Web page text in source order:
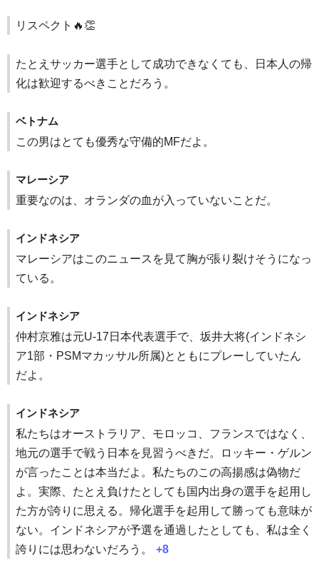
リスペクト🔥👏
たとえサッカー選手として成功できなくても、日本人の帰
化は歓迎するべきことだろう。
ベトナム
この男はとても優秀な守備的MFだよ。
マレーシア
重要なのは、オランダの血が入っていないことだ。
インドネシア
マレーシアはこのニュースを見て胸が張り裂けそうになっ
ている。
インドネシア
仲村京雅は元U-17日本代表選手で、坂井大将(インドネシ
ア1部・PSMマカッサル所属)とともにプレーしていたん
だよ。
インドネシア
私たちはオーストラリア、モロッコ、フランスではなく、
地元の選手で戦う日本を見習うべきだ。ロッキー・ゲルン
が言ったことは本当だよ。私たちのこの高揚感は偽物だ
よ。実際、たとえ負けたとしても国内出身の選手を起用し
た方が誇りに思える。帰化選手を起用して勝っても意味が
ない。インドネシアが予選を通過したとしても、私は全く
誇りには思わないだろう。
+8